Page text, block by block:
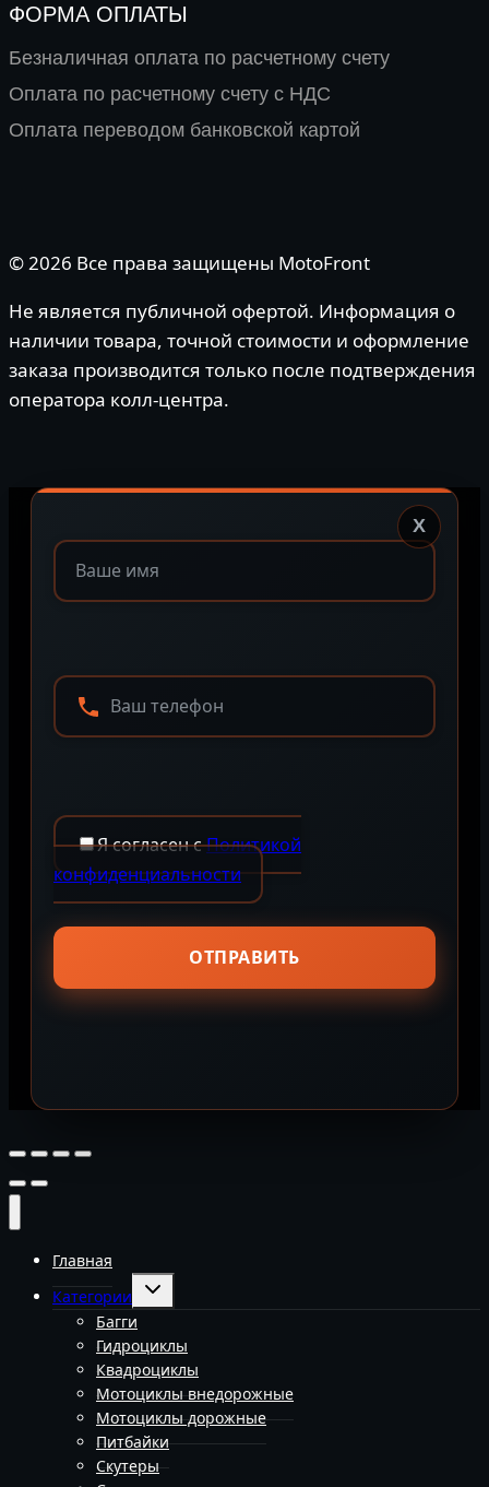
ФОРМА ОПЛАТЫ
Безналичная оплата по расчетному счету
Оплата по расчетному счету с НДС
Оплата переводом банковской картой
© 2026 Все права защищены MotoFront
Не является публичной офертой. Информация о
наличии товара, точной стоимости и оформление
заказа производится только после подтверждения
оператора колл-центра.
Я согласен сПолитикой
конфиденциальности
X
Главная
Категории
Переключить
Багги
Гидроциклы
Квадроциклы
Мотоциклы внедорожные
Мотоциклы дорожные
Питбайки
Скутеры